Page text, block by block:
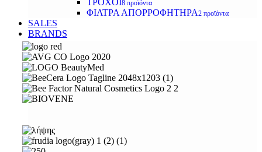
ΤΡΟΧΟΙ8 προϊόντα
ΦΙΛΤΡΑ ΑΠΟΡΡΟΦΗΤΗΡΑ2 προϊόντα
SALES
BRANDS